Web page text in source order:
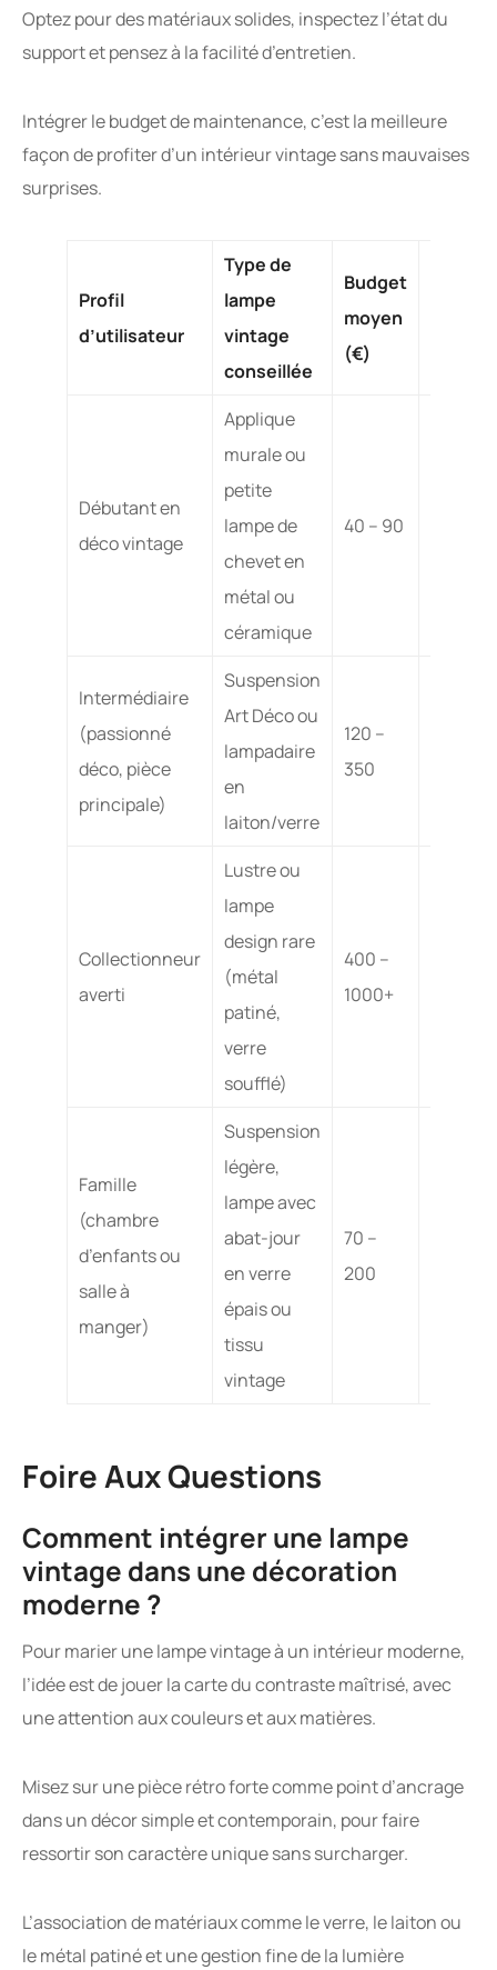
Optez pour des matériaux solides, inspectez l’état du
support et pensez à la facilité d’entretien.
Intégrer le budget de maintenance, c’est la meilleure
façon de profiter d’un intérieur vintage sans mauvaises
surprises.
Profil
d’utilisateur
Type de
lampe
vintage
conseillée
Budget
moyen
(€)
Débutant en
déco vintage
Applique
murale ou
petite
lampe de
chevet en
métal ou
céramique
40 – 90
Intermédiaire
(passionné
déco, pièce
principale)
Suspension
Art Déco ou
lampadaire
en
laiton/verre
120 –
350
Collectionneur
averti
Lustre ou
lampe
design rare
(métal
patiné,
verre
soufflé)
400 –
1000+
Famille
(chambre
d’enfants ou
salle à
manger)
Suspension
légère,
lampe avec
abat-jour
en verre
épais ou
tissu
vintage
70 –
200
Foire Aux Questions
Comment intégrer une lampe
vintage dans une décoration
moderne ?
Pour marier une lampe vintage à un intérieur moderne,
l’idée est de jouer la carte du contraste maîtrisé, avec
une attention aux couleurs et aux matières.
Misez sur une pièce rétro forte comme point d’ancrage
dans un décor simple et contemporain, pour faire
ressortir son caractère unique sans surcharger.
L’association de matériaux comme le verre, le laiton ou
le métal patiné et une gestion fine de la lumière